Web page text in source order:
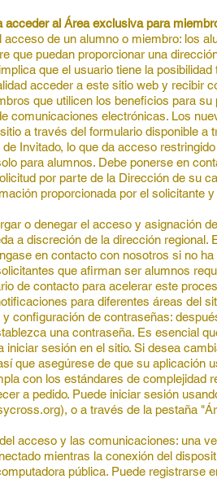
acceder al Área exclusiva para
acceso de un alumno o miembro: los
que puedan proporcionar una
que el usuario tiene la
acceder a este sitio web y recibir
que utilicen los beneficios para
comunicaciones electrónicas. Los
a través del formulario disponible a
Invitado, lo que da acceso
para alumnos. Debe ponerse en
por parte de la Dirección de su
proporcionada por el solicitante
o denegar el acceso y asignación
a discreción de la dirección regional.
en contacto con nosotros si no
que afirman ser alumnos
de contacto para acelerar este
para diferentes áreas del
y configuración de contraseñas:
una contraseña. Es esencial
iniciar sesión en el sitio. Si desea
que asegúrese de que su aplicación
con los estándares de complejidad
a pedido. Puede iniciar sesión
), o a través de la pestaña
acceso y las comunicaciones: una
mientras la conexión del
pública. Puede registrarse